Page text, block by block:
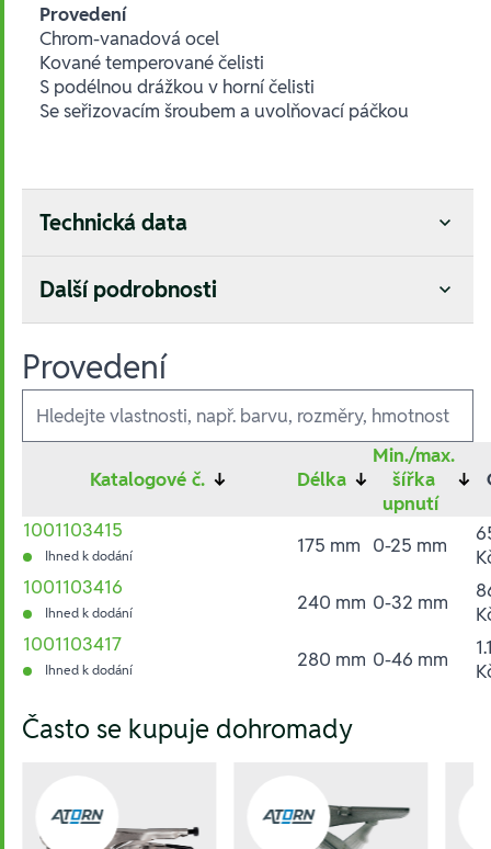
Provedení
Chrom-vanadová ocel
Kované temperované čelisti
S podélnou drážkou v horní čelisti
Se seřizovacím šroubem a uvolňovací páčkou
Technická data
Další podrobnosti
Provedení
Ausführungen
Katalogové č. ↓ Délka ↓
Min./max.
šířka
upnutí
↓
1001103415
Ihned k dodání 175 mm 0-25 mm
1001103416
Ihned k dodání 240 mm 0-32 mm
1001103417
Ihned k dodání 280 mm 0-46 mm
Často se kupuje dohromady